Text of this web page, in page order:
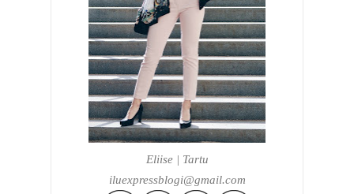
Eliise | Tartu
iluexpressblogi@gmail.com